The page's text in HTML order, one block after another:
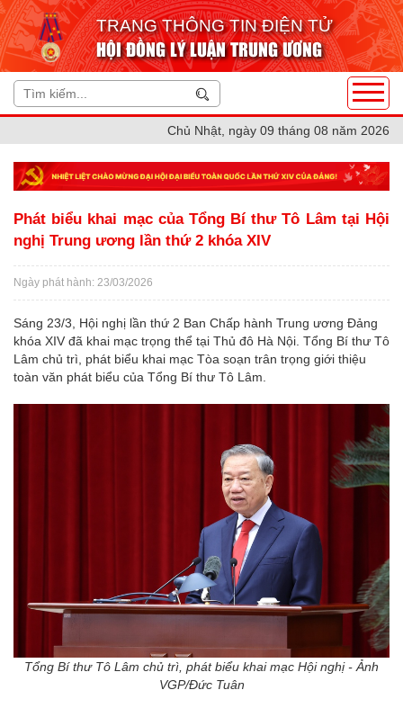
TRANG THÔNG TIN ĐIỆN TỬ
HỘI ĐỒNG LÝ LUẬN TRUNG ƯƠNG
Chủ Nhật, ngày 09 tháng 08 năm 2026
Phát biểu khai mạc của Tổng Bí thư Tô Lâm tại Hội
nghị Trung ương lần thứ 2 khóa XIV
Ngày phát hành: 23/03/2026
Sáng 23/3, Hội nghị lần thứ 2 Ban Chấp hành Trung ương Đảng
khóa XIV đã khai mạc trọng thể tại Thủ đô Hà Nội. Tổng Bí thư Tô
Lâm chủ trì, phát biểu khai mạc Tòa soạn trân trọng giới thiệu
toàn văn phát biểu của Tổng Bí thư Tô Lâm.
Tổng Bí thư Tô Lâm chủ trì, phát biểu khai mạc Hội nghị - Ảnh
VGP/Đức Tuân